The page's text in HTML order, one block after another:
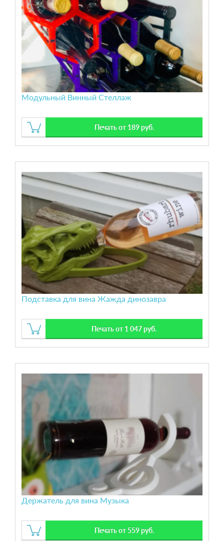
Модульный Винный Стеллаж
Печать от 189 руб.
Подставка для вина Жажда динозавра
Печать от 1 047 руб.
Держатель для вина Музыка
Печать от 559 руб.